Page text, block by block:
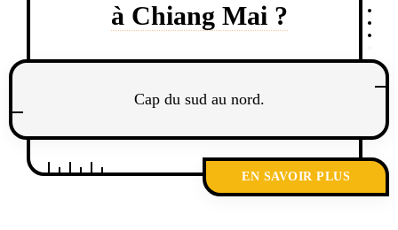
à Chiang Mai ?
Cap du sud au nord.
EN SAVOIR PLUS